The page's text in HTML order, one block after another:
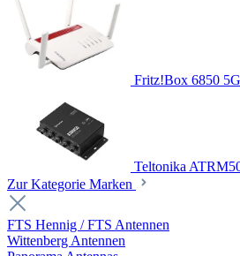
Fritz!Box 6850
Teltonika
Zur Kategorie Marken
FTS Hennig / FTS Antennen
Wittenberg Antennen